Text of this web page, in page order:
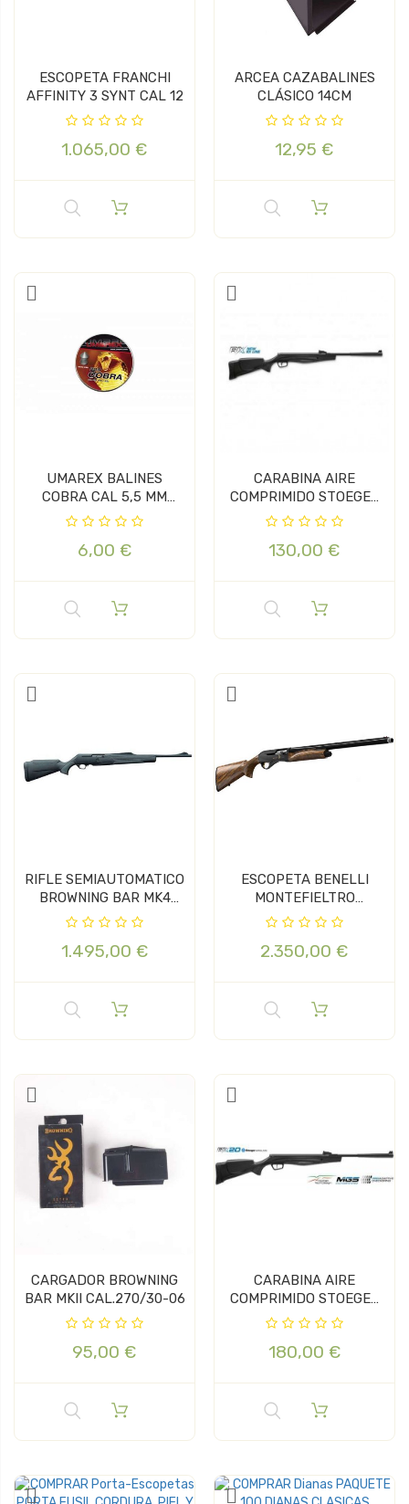
ESCOPETA FRANCHI
AFFINITY 3 SYNT CAL 12
1.065,00 €
ARCEA CAZABALINES
CLÁSICO 14CM
12,95 €
UMAREX BALINES
COBRA CAL 5,5 MM
(200uds)
6,00 €
CARABINA AIRE
COMPRIMIDO STOEGER
RX5 SYNT CAL. 4,5
130,00 €
RIFLE SEMIAUTOMATICO
BROWNING BAR MK4
COMPOSITE...
1.495,00 €
ESCOPETA BENELLI
MONTEFIELTRO
BECACCIA CAL 12 61CM
2.350,00 €
CARGADOR BROWNING
BAR MKII CAL.270/30-06
95,00 €
CARABINA AIRE
COMPRIMIDO STOEGER
RX20 SYNT
180,00 €